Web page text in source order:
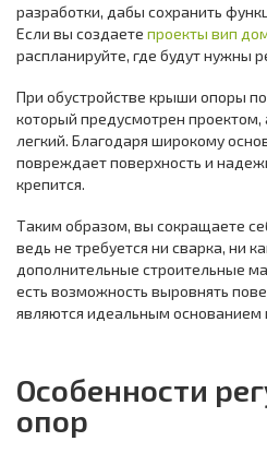
разработки, дабы сохранить
Если вы создаете проекты вип
распланируйте, где будут нужны
При обустройстве крыши опоры
который предусмотрен
легкий. Благодаря широкому
повреждает поверхность и
крепится.
Таким образом, вы сокращаете
ведь не требуется ни сварка, ни
дополнительные строительные
есть возможность выровнять
являются идеальным основанием
Особенности
опор